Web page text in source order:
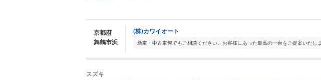
京都府
舞鶴市浜
(株)カワイオート
スズキ